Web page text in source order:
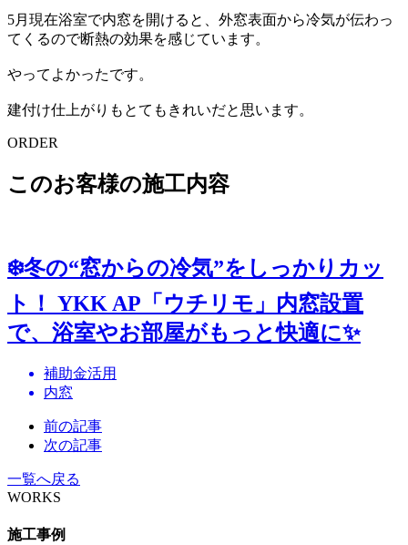
5月現在浴室で内窓を開けると、外窓表面から冷気が伝わっ
てくるので断熱の効果を感じています。
やってよかったです。
建付け仕上がりもとてもきれいだと思います。
ORDER
このお客様の施工内容
❄️冬の“窓からの冷気”をしっかりカッ
ト！ YKK AP「ウチリモ」内窓設置
で、浴室やお部屋がもっと快適に✨
補助金活用
内窓
前の記事
次の記事
一覧へ戻る
WORKS
施工事例